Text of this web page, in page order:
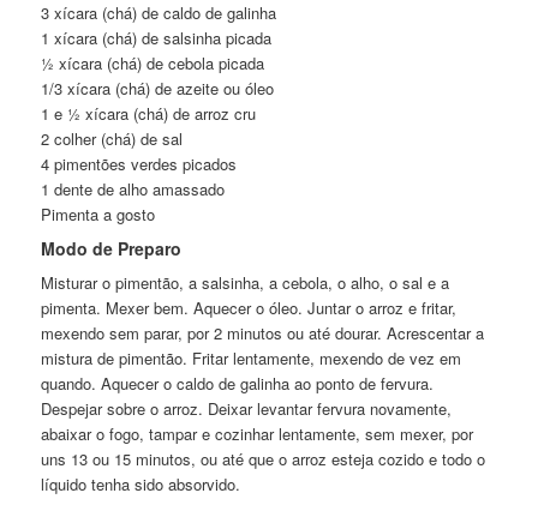
3 xícara (chá) de caldo de galinha
1 xícara (chá) de salsinha picada
½ xícara (chá) de cebola picada
1/3 xícara (chá) de azeite ou óleo
1 e ½ xícara (chá) de arroz cru
2 colher (chá) de sal
4 pimentões verdes picados
1 dente de alho amassado
Pimenta a gosto
Modo de Preparo
Misturar o pimentão, a salsinha, a cebola, o alho, o sal e a
pimenta. Mexer bem. Aquecer o óleo. Juntar o arroz e fritar,
mexendo sem parar, por 2 minutos ou até dourar. Acrescentar a
mistura de pimentão. Fritar lentamente, mexendo de vez em
quando. Aquecer o caldo de galinha ao ponto de fervura.
Despejar sobre o arroz. Deixar levantar fervura novamente,
abaixar o fogo, tampar e cozinhar lentamente, sem mexer, por
uns 13 ou 15 minutos, ou até que o arroz esteja cozido e todo o
líquido tenha sido absorvido.